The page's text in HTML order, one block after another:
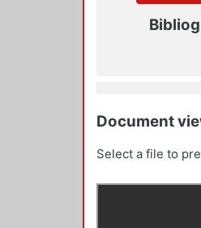
Document
Select a file to